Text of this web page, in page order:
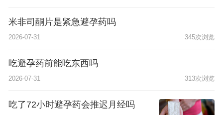
米非司酮片是紧急避孕药吗
2026-07-31 345次浏览
吃避孕药前能吃东西吗
2026-07-31 313次浏览
吃了72小时避孕药会推迟月经吗